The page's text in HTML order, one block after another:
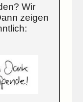
Wir
zeigen